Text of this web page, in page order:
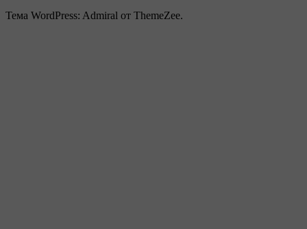
Тема WordPress: Admiral от ThemeZee.